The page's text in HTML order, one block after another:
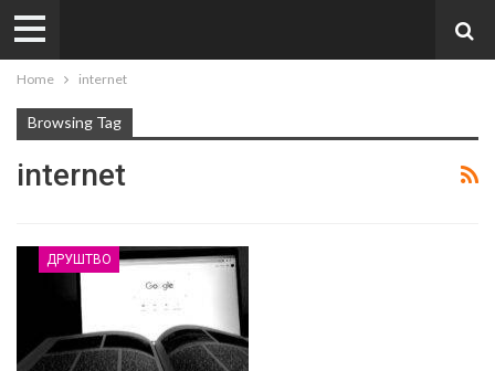
Home internet
Browsing Tag
internet
ДРУШТВО